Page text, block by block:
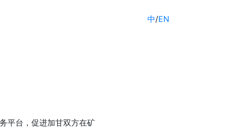
中/EN
平台，促进加甘双方在矿